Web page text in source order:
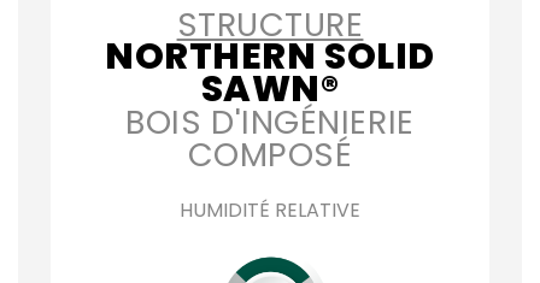
STRUCTURE
NORTHERN SOLID
SAWN®
BOIS D'INGÉNIERIE
COMPOSÉ
HUMIDITÉ RELATIVE